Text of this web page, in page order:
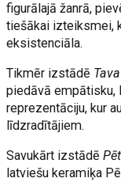
figurālajā žanrā,
tiešākai izteiksmei,
eksistenciāla.
Tikmēr izstādē
piedāvā empātisku,
reprezentāciju, kur
līdzradītājiem.
Savukārt izstādē
latviešu keramiķa